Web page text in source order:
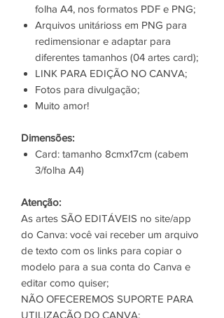
folha A4, nos formatos PDF e PNG;
Arquivos unitárioss em PNG para
redimensionar e adaptar para
diferentes tamanhos (04 artes card);
LINK PARA EDIÇÃO NO CANVA;
Fotos para divulgação;
Muito amor!
Dimensões:
Card: tamanho 8cmx17cm (cabem
3/folha A4)
Atenção:
As artes SÃO EDITÁVEIS no site/app
do Canva: você vai receber um arquivo
de texto com os links para copiar o
modelo para a sua conta do Canva e
editar como quiser;
NÃO OFECEREMOS SUPORTE PARA
UTILIZAÇÃO DO CANVA;